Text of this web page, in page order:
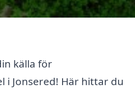
källa för
i Jonsered! Här hittar du